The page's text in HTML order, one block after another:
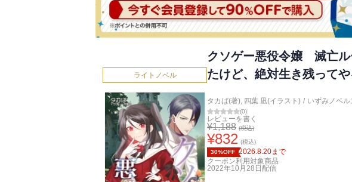
ライトノベル
クソゲー悪役令嬢 滅亡ル
たけど、絶対生き残ってや
タカば(著), 四葉 凪(イラスト) / いずみノベル
(0)
レビューを書く
¥1,188 (税込)
¥832 (税込)
30%OFF 2026.8.20まで
クーポン利用対象商品
2022年10月28日 配信